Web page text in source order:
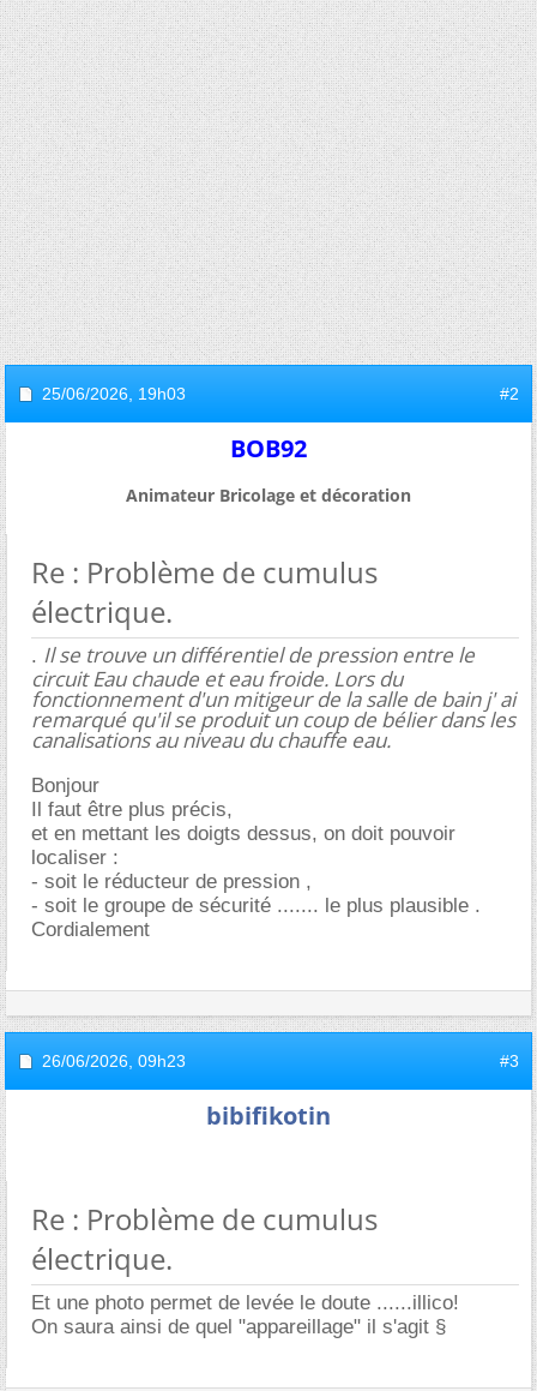
25/06/2026, 19h03 #2
BOB92
Animateur Bricolage et décoration
Re : Problème de cumulus
électrique.
. Il se trouve un différentiel de pression entre le
circuit Eau chaude et eau froide. Lors du
fonctionnement d'un mitigeur de la salle de bain j' ai
remarqué qu'il se produit un coup de bélier dans les
canalisations au niveau du chauffe eau.
Bonjour
Il faut être plus précis,
et en mettant les doigts dessus, on doit pouvoir
localiser :
- soit le réducteur de pression ,
- soit le groupe de sécurité ....... le plus plausible .
Cordialement
26/06/2026, 09h23 #3
bibifikotin
Re : Problème de cumulus
électrique.
Et une photo permet de levée le doute ......illico!
On saura ainsi de quel "appareillage" il s'agit §